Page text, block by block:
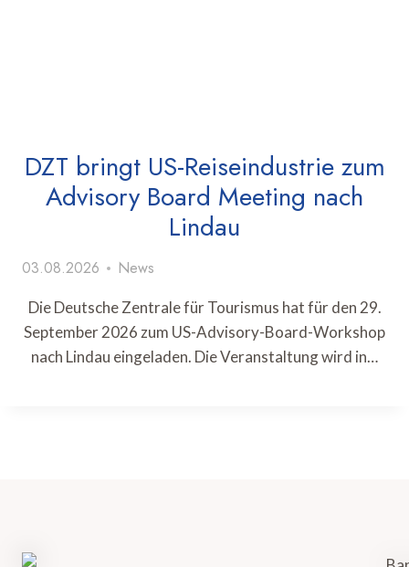
DZT bringt US-Reiseindustrie zum
Advisory Board Meeting nach
Lindau
03.08.2026 News
Die Deutsche Zentrale für Tourismus hat für den 29.
September 2026 zum US-Advisory-Board-Workshop
nach Lindau eingeladen. Die Veranstaltung wird in…